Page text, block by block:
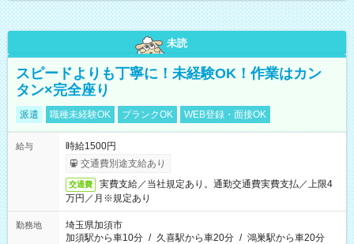
未読
スピードよりも丁寧に！未経験OK！作業はカン
タン×完全座り
派遣 職種未経験OK ブランクOK WEB登録・面接OK
給与
時給1500円
交通費別途支給あり
交通費
実費支給／当社規定あり。通勤交通費実費支払／上限4
万円／月※規定あり
勤務地
埼玉県加須市
加須駅から車10分 / 久喜駅から車20分 / 鴻巣駅から車20分